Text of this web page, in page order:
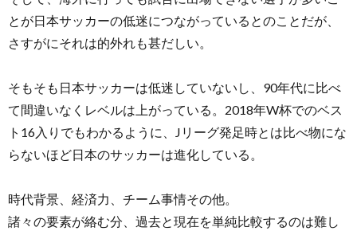
とが日本サッカーの低迷につながっているとのことだが、
さすがにそれは的外れも甚だしい。
そもそも日本サッカーは低迷していないし、90年代に比べ
て間違いなくレベルは上がっている。2018年W杯でのベス
ト16入りでもわかるように、Jリーグ発足時とは比べ物にな
らないほど日本のサッカーは進化している。
時代背景、経済力、チーム事情その他。
諸々の要素が絡む分、過去と現在を単純比較するのは難し